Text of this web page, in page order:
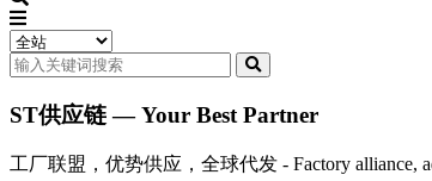
ST供应链 — Your Best Partner
工厂联盟，优势供应，全球代发 - Factory alliance,